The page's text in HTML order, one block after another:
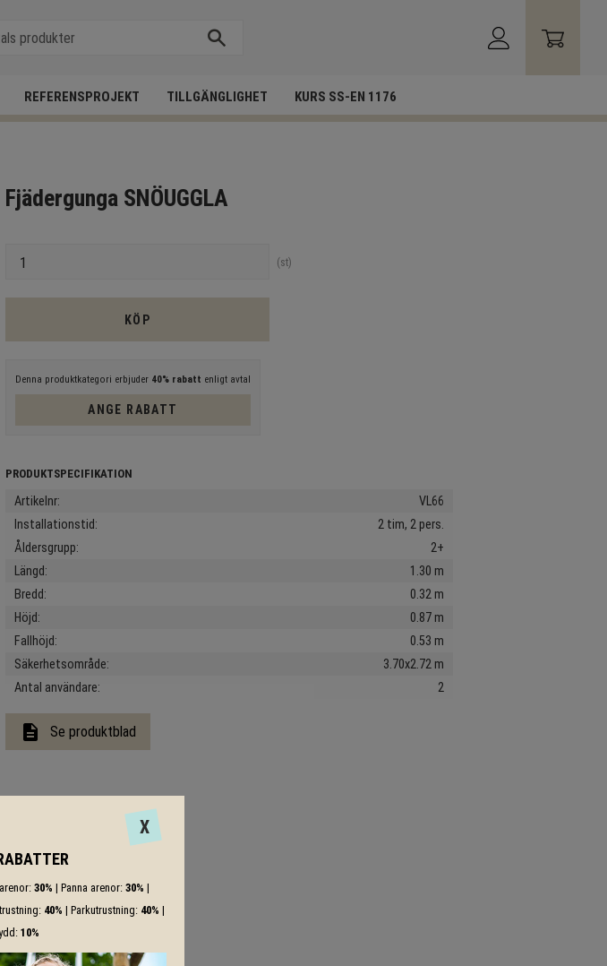
REFERENSPROJEKT TILLGÄNGLIGHET KURS SS-EN 1176
Fjädergunga SNÖUGGLA
st
KÖP
Denna produktkategori erbjuder 40% rabatt enligt avtal
ANGE RABATT
Artikelnr
VL66
Installationstid
2 tim, 2 pers.
Åldersgrupp
2+
Längd
1.30 m
Bredd
0.32 m
Höjd
0.87 m
Fallhöjd
0.53 m
Säkerhetsområde
3.70x2.72 m
Antal användare
2
description Se produktblad
X
30% | Panna arenor: 30% |
40% | Parkutrustning: 40% |
10%